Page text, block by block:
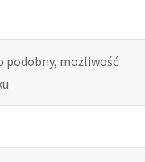
podobny, możliwość